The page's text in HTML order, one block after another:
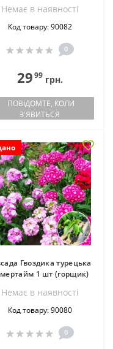
Немає в наявностi
Код товару: 90082
0
2999грн.
ПОВІДОМТЕ, КОЛИ
З'ЯВИТЬСЯ
Гвоздика турецька
1 шт (горщик)
Немає в наявностi
Код товару: 90080
0